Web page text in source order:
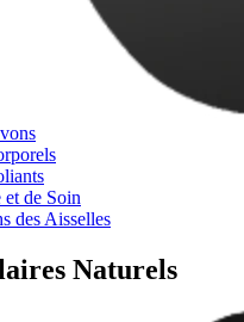
et de Soin
des Aisselles
Naturels